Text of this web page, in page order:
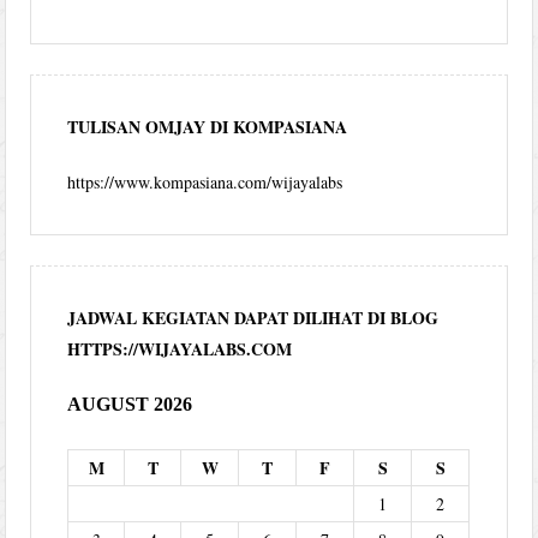
TULISAN OMJAY DI KOMPASIANA
https://www.kompasiana.com/wijayalabs
JADWAL KEGIATAN DAPAT DILIHAT DI BLOG
HTTPS://WIJAYALABS.COM
AUGUST 2026
M T W T F S S
1
2